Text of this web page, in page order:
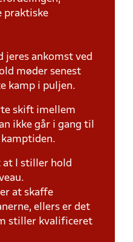
praktiske
jeres ankomst ved
møder senest
kamp i puljen.
skift imellem
ikke går i gang til
at I stiller hold
at skaffe
ellers er det
stiller kvalificeret